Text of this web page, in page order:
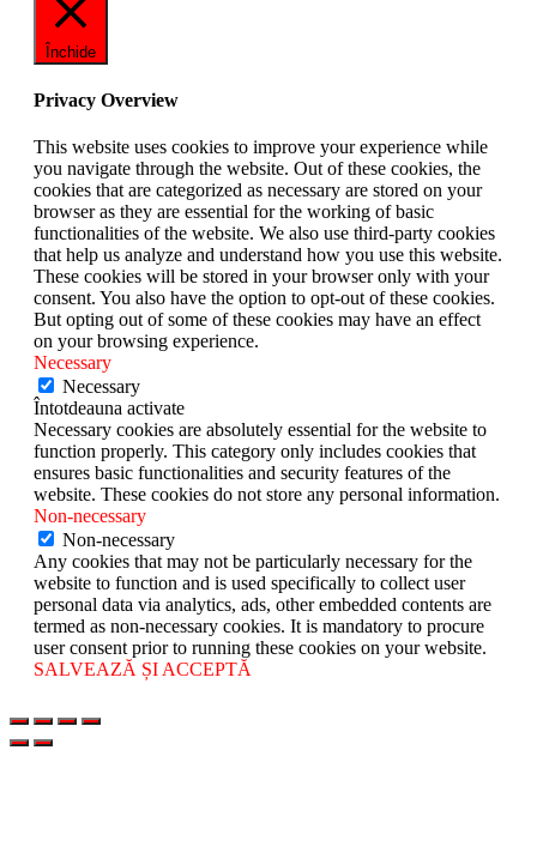
Închide
Privacy Overview
This website uses cookies to improve your experience while
you navigate through the website. Out of these cookies, the
cookies that are categorized as necessary are stored on your
browser as they are essential for the working of basic
functionalities of the website. We also use third-party cookies
that help us analyze and understand how you use this website.
These cookies will be stored in your browser only with your
consent. You also have the option to opt-out of these cookies.
But opting out of some of these cookies may have an effect
on your browsing experience.
Necessary
Necessary
Întotdeauna activate
Necessary cookies are absolutely essential for the website to
function properly. This category only includes cookies that
ensures basic functionalities and security features of the
website. These cookies do not store any personal information.
Non-necessary
Non-necessary
Any cookies that may not be particularly necessary for the
website to function and is used specifically to collect user
personal data via analytics, ads, other embedded contents are
termed as non-necessary cookies. It is mandatory to procure
user consent prior to running these cookies on your website.
SALVEAZĂ ȘI ACCEPTĂ